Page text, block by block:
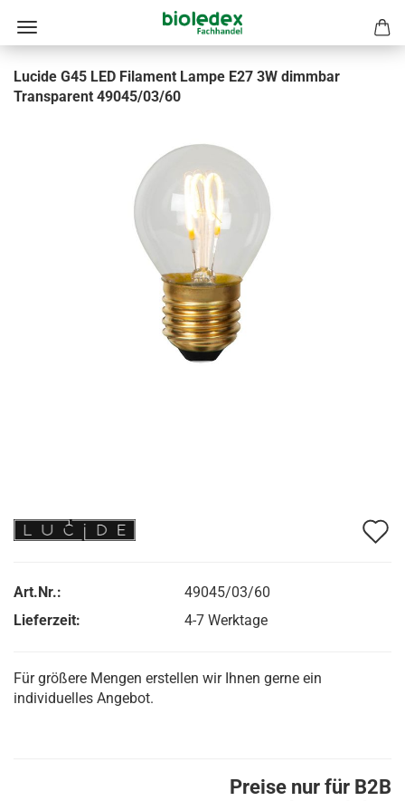
Lucide G45 LED Filament Lampe E27 3W dimmbar
Transparent 49045/03/60
Art.Nr.:
49045/03/60
Lieferzeit:
4-7 Werktage
Für größere Mengen erstellen wir Ihnen gerne ein
individuelles Angebot.
Preise nur für B2B